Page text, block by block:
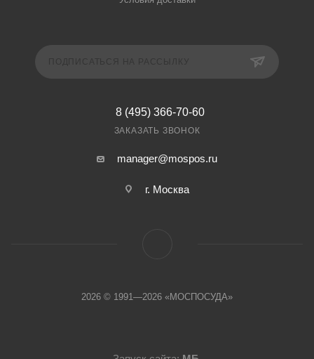
8 (495) 366-70-60
ЗАКАЗАТЬ ЗВОНОК
manager@mospos.ru
г. Москва
2026 © 1991—2026 «МОСПОСУДА»